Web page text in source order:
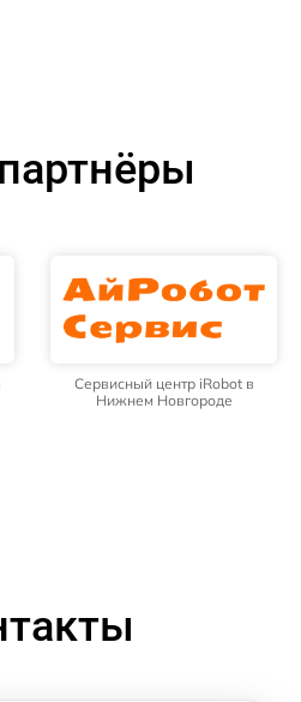
Сервисный центр iRobot в
Нижнем Новгороде